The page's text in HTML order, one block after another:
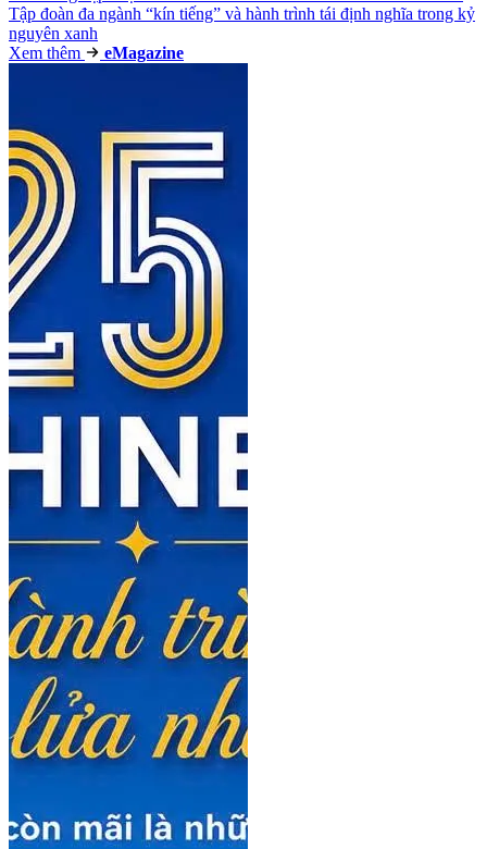
Tập đoàn đa ngành “kín tiếng” và hành trình tái định nghĩa trong kỷ
nguyên xanh
Xem thêm
eMagazine